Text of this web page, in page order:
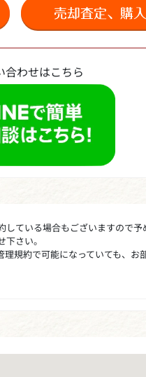
合わせはこちら
ている場合もございますので予
さい。
規約で可能になっていても、お